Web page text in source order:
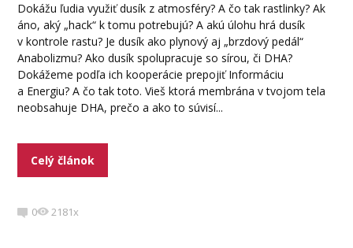
Dokážu ľudia využiť dusík z atmosféry? A čo tak rastlinky? Ak
áno, aký „hack“ k tomu potrebujú? A akú úlohu hrá dusík
v kontrole rastu? Je dusík ako plynový aj „brzdový pedál“
Anabolizmu? Ako dusík spolupracuje so sírou, či DHA?
Dokážeme podľa ich kooperácie prepojiť Informáciu
a Energiu? A čo tak toto. Vieš ktorá membrána v tvojom tela
neobsahuje DHA, prečo a ako to súvisí...
Celý článok
0 2181x